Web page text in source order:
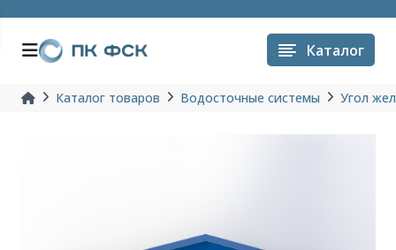
Каталог
Каталог товаров Водосточные системы Угол